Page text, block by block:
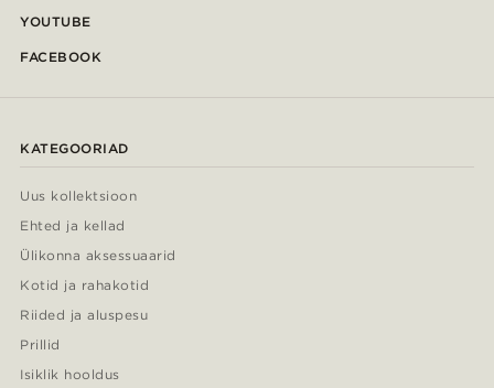
YOUTUBE
FACEBOOK
KATEGOORIAD
Uus kollektsioon
Ehted ja kellad
Ülikonna aksessuaarid
Kotid ja rahakotid
Riided ja aluspesu
Prillid
Isiklik hooldus